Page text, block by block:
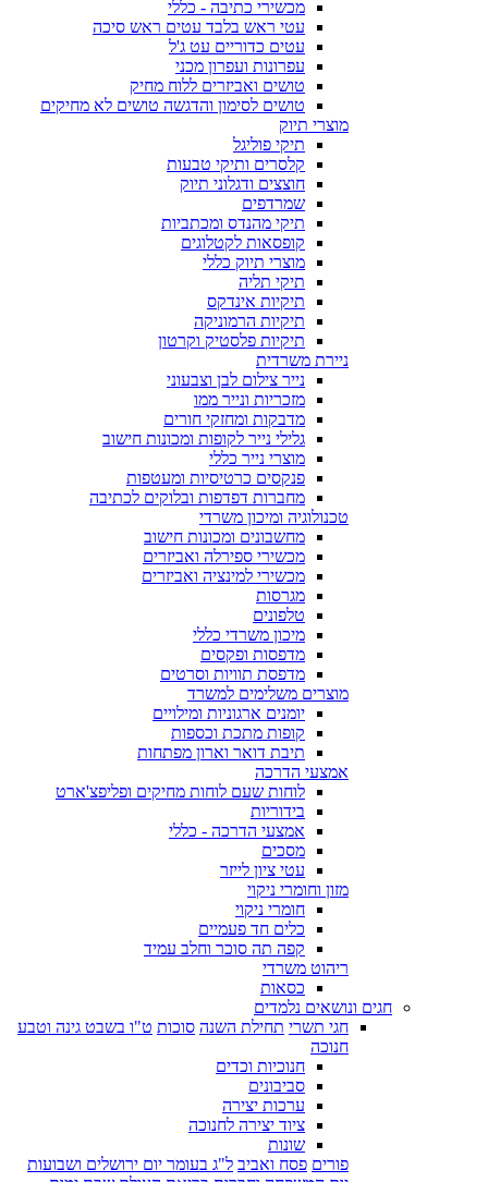
מכשירי כתיבה - כללי
עטי ראש בלבד עטים ראש סיכה
עטים כדוריים עט ג'ל
עפרונות ועפרון מכני
טושים ואביזרים ללוח מחיק
טושים לסימון והדגשה טושים לא מחיקים
מוצרי תיוק
תיקי פוליגל
קלסרים ותיקי טבעות
חוצצים ודגלוני תיוק
שמרדפים
תיקי מהנדס ומכתביות
קופסאות לקטלוגים
מוצרי תיוק כללי
תיקי תליה
תיקיות אינדקס
תיקיות הרמוניקה
תיקיות פלסטיק וקרטון
ניירת משרדית
נייר צילום לבן וצבעוני
מזכריות ונייר ממו
מדבקות ומחזקי חורים
גלילי נייר לקופות ומכונות חישוב
מוצרי נייר כללי
פנקסים כרטיסיות ומעטפות
מחברות דפדפות ובלוקים לכתיבה
טכנולוגיה ומיכון משרדי
מחשבונים ומכונות חישוב
מכשירי ספירלה ואביזרים
מכשירי למינציה ואביזרים
מגרסות
טלפונים
מיכון משרדי כללי
מדפסות ופקסים
מדפסת תוויות וסרטים
מוצרים משלימים למשרד
יומנים ארגוניות ומילויים
קופות מתכת וכספות
תיבת דואר וארון מפתחות
אמצעי הדרכה
לוחות שעם לוחות מחיקים ופליפצ'ארט
בידוריות
אמצעי הדרכה - כללי
מסכים
עטי ציון לייזר
מזון וחומרי ניקוי
חומרי ניקוי
כלים חד פעמיים
קפה תה סוכר וחלב עמיד
ריהוט משרדי
כסאות
חגים ונושאים נלמדים
חגי תשרי תחילת השנה סוכות ט"ו בשבט גינה וטבע
חנוכה
חנוכיות וכדים
סביבונים
ערכות יצירה
ציוד יצירה לחנוכה
שונות
פורים פסח ואביב ל"ג בעומר יום ירושלים ושבועות